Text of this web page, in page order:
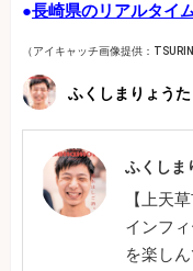
●長崎県のリアルタイ
（アイキャッチ画像提供：
ふくしまりょうた
ふくしま
【上天
インフ
を楽し